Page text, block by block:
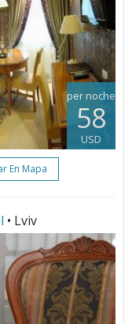
per noche
58
USD
En Mapa
• Lviv